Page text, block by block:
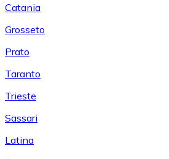
Catania
Grosseto
Prato
Taranto
Trieste
Sassari
Latina